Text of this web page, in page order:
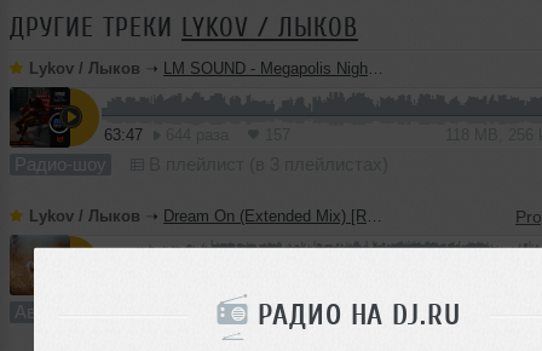
РАДИО НА DJ.RU
ДРУГИЕ ТРЕКИ LYKOV / ЛЫКОВ
Lykov / Лыков ➝ LM SOUND - Megapolis Night 28.07.2026
63:47
Радио-шоу
Lykov / Лыков ➝ Dream On (Extended Mix) [Road Story Records]
Авторский трек В плейлист